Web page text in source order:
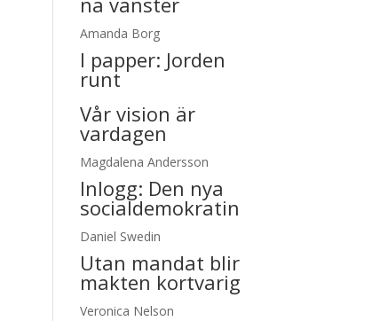
Amanda Borg
I papper: Jorden
runt
Vår vision är
vardagen
Magdalena Andersson
Inlogg: Den nya
socialdemokratin
Daniel Swedin
Utan mandat blir
makten kortvarig
Veronica Nelson